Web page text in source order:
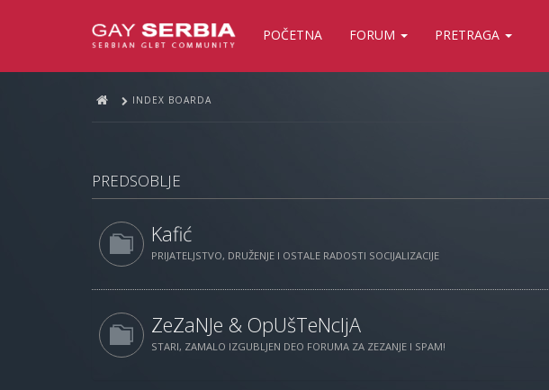
POČETNA FORUM PRETRAGA
INDEX BOARDA
PREDSOBLJE
Kafić
PRIJATELJSTVO, DRUŽENJE I OSTALE RADOSTI SOCIJALIZACIJE
ZeZaNJe & OpUšTeNcIjA
STARI, ZAMALO IZGUBLJEN DEO FORUMA ZA ZEZANJE I SPAM!